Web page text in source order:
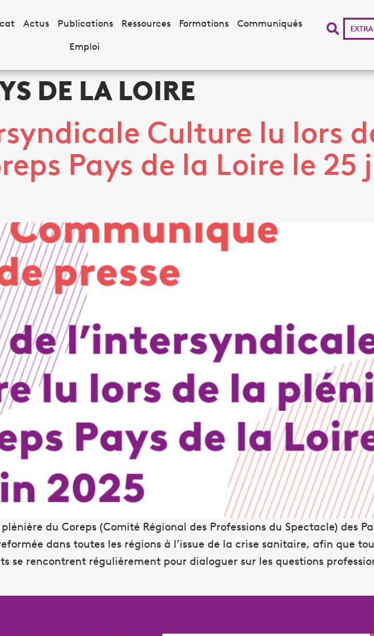
Actus Publications Ressources Formations Communiqués
Emploi
DE LA LOIRE
Culture lu lors
Pays de la Loire le 25
plénière du Coreps (Comité Régional des Professions du Spectacle) des
dans toutes les régions à l’issue de la crise sanitaire, afin que
se rencontrent régulièrement pour dialoguer sur les questions